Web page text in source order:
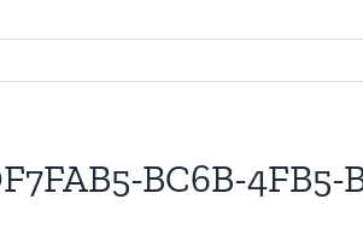
BC6B-4FB5-